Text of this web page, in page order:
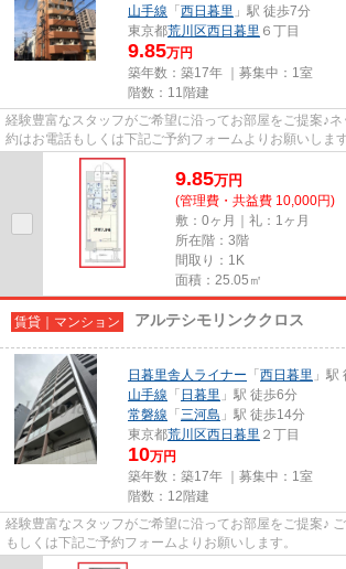
山手線 「 西日暮里 」駅 徒歩7分
東京都荒川区西日暮里 ６丁目
9.85万円
築年数：築17年 ｜募集中： 1室
階数：11階建
経験豊富なスタッフがご希望に沿ってお部屋をご提案♪
約はお電話もしくは下記ご予約フォームよりお願いします
9.85万円
(管理費・共益費 10,000円)
敷：0ヶ月｜礼：1ヶ月
所在階：3階
間取り：1K
面積：25.05㎡
賃貸｜マンション アルテシモリンククロス
日暮里舎人ライナー 「 西日暮里 」駅
山手線 「 日暮里 」駅 徒歩6分
常磐線 「 三河島 」駅 徒歩14分
東京都荒川区西日暮里 ２丁目
10万円
築年数：築17年 ｜募集中： 1室
階数：12階建
経験豊富なスタッフがご希望に沿ってお部屋をご提案♪
もしくは下記ご予約フォームよりお願いします。